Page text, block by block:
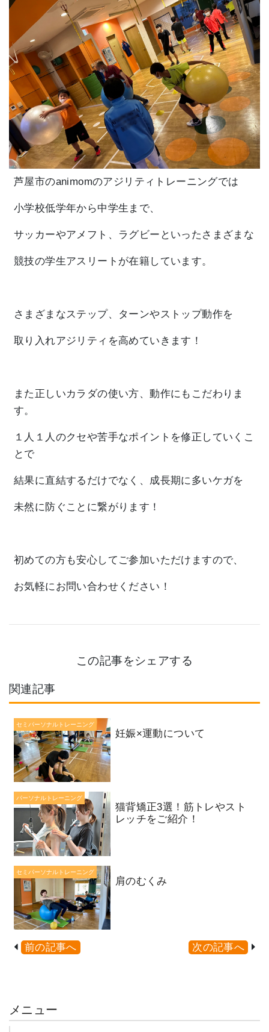
芦屋市のanimomのアジリティトレーニングでは
小学校低学年から中学生まで、
サッカーやアメフト、ラグビーといったさまざまな
競技の学生アスリートが在籍しています。
さまざまなステップ、ターンやストップ動作を
取り入れアジリティを高めていきます！
また正しいカラダの使い方、動作にもこだわりま
す。
１人１人のクセや苦手なポイントを修正していくこ
とで
結果に直結するだけでなく、成長期に多いケガを
未然に防ぐことに繋がります！
初めての方も安心してご参加いただけますので、
お気軽にお問い合わせください！
この記事をシェアする
関連記事
セミパーソナルトレーニング
妊娠×運動について
パーソナルトレーニング
猫背矯正3選！筋トレやスト
レッチをご紹介！
セミパーソナルトレーニング
肩のむくみ
前の記事へ 次の記事へ
メニュー